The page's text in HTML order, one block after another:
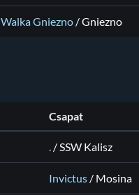
Walka Gniezno /Gniezno
Csapat
. /SSW Kalisz
Invictus / Mosina